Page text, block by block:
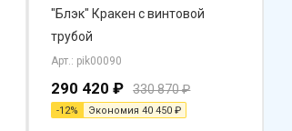
"Блэк" Кракен с винтовой
трубой
Арт.: pik00090
290 420 ₽ 330 870₽
-12% Экономия40 450 ₽